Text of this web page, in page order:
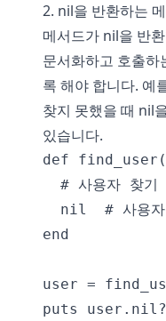
2. nil을 반환하는
메서드가 nil을 반
문서화하고 호출
록 해야 합니다. 예
찾지 못했을 때 nil
있습니다.
def
# 사용자 찾기
nil  # 사용자
end
user =